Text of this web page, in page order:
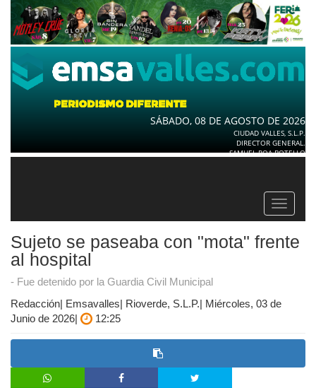
SÁBADO, 08 DE AGOSTO DE 2026
CIUDAD VALLES, S.L.P.
DIRECTOR GENERAL.
SAMUEL ROA BOTELLO
Toggle
Sujeto se paseaba con "mota" frente
al hospital
- Fue detenido por la Guardia Civil Municipal
Redacción| Emsavalles| Rioverde, S.L.P.| Miércoles, 03 de
Junio de 2026|
12:25